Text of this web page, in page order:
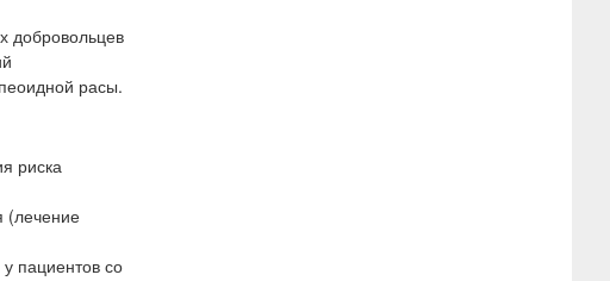
добровольцев
расы.
риска
(лечение
пациентов со